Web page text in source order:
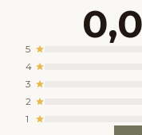
0,0
5
4
3
2
1